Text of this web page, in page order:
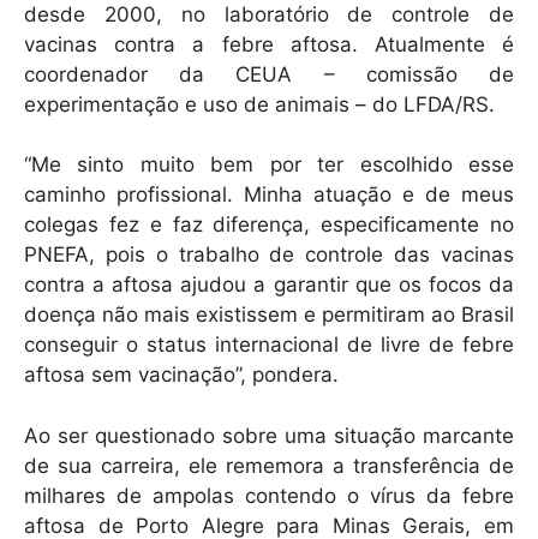
desde 2000, no laboratório de controle de
vacinas contra a febre aftosa. Atualmente é
coordenador da CEUA – comissão de
experimentação e uso de animais – do LFDA/RS.
“Me sinto muito bem por ter escolhido esse
caminho profissional. Minha atuação e de meus
colegas fez e faz diferença, especificamente no
PNEFA, pois o trabalho de controle das vacinas
contra a aftosa ajudou a garantir que os focos da
doença não mais existissem e permitiram ao Brasil
conseguir o status internacional de livre de febre
aftosa sem vacinação”, pondera.
Ao ser questionado sobre uma situação marcante
de sua carreira, ele rememora a transferência de
milhares de ampolas contendo o vírus da febre
aftosa de Porto Alegre para Minas Gerais, em